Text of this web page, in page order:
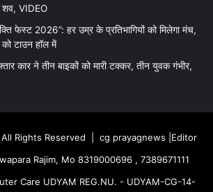
शव, VIDEO
फेस्ट 2026”: हर उम्र के प्रतिभागियों को मिलेगा मंच,
टाउन हॉल में
कार ने तीन बाइकों को मारी टक्कर, तीन युवक गंभीर,
Rights Reserved | cg prayagnews |Editor
Rajim, Mo 8319000696 , 7389671111
Care UDYAM REG.NU. - UDYAM-CG-14-